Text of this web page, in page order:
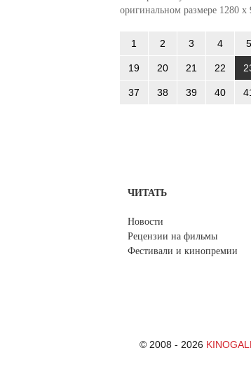
оригинальном размере 1280 x
1 2 3 4 5
19 20 21 22
37 38 39 40
ЧИТАТЬ
Новости
Рецензии на фильмы
Фестивали и кинопремии
© 2008 - 2026